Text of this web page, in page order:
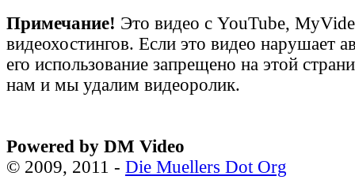
Примечание! Это видео с YouTube,
видеохостингов. Если это видео нарушает
его использование запрещено на этой
нам и мы удалим видеоролик.
Powered by DM Video
© 2009, 2011 - Die Muellers Dot Org